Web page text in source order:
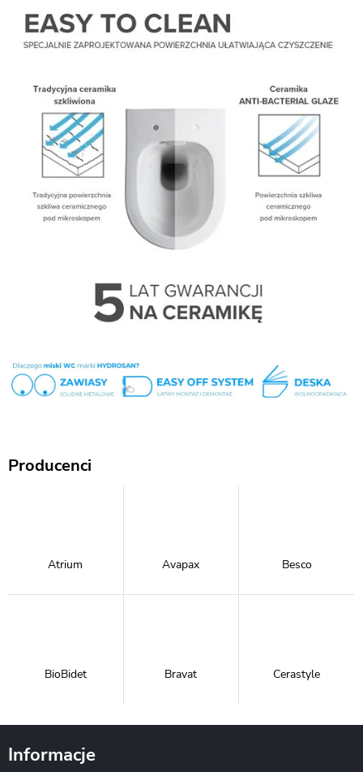
Producenci
Atrium Avapax Besco
BioBidet Bravat Cerastyle
Informacje